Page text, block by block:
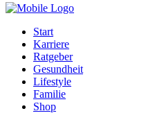
Start
Karriere
Ratgeber
Gesundheit
Lifestyle
Familie
Shop